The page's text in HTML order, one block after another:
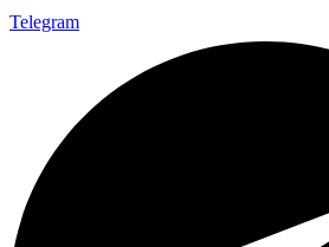
Telegram